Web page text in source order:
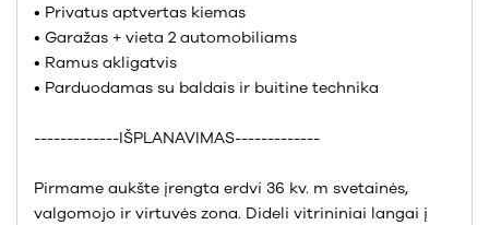
• Privatus aptvertas kiemas
• Garažas + vieta 2 automobiliams
• Ramus akligatvis
• Parduodamas su baldais ir buitine technika
-------------IŠPLANAVIMAS-------------
Pirmame aukšte įrengta erdvi 36 kv. m svetainės,
valgomojo ir virtuvės zona. Dideli vitrininiai langai į